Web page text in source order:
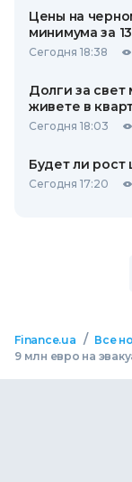
Цены на
минимума за
Сегодня 18:38
Долги за свет
живете в
Сегодня 18:03
Будет ли рост
Сегодня 17:20
Finance.ua / Все
9 млн евро на